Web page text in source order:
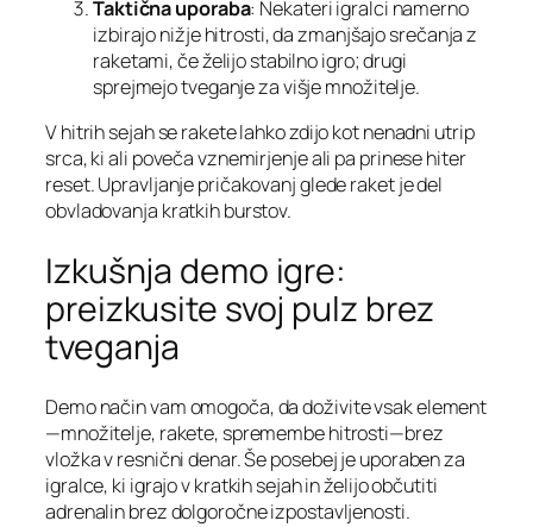
Taktična uporaba: Nekateri igralci namerno
izbirajo nižje hitrosti, da zmanjšajo srečanja z
raketami, če želijo stabilno igro; drugi
sprejmejo tveganje za višje množitelje.
V hitrih sejah se rakete lahko zdijo kot nenadni utrip
srca, ki ali poveča vznemirjenje ali pa prinese hiter
reset. Upravljanje pričakovanj glede raket je del
obvladovanja kratkih burstov.
Izkušnja demo igre:
preizkusite svoj pulz brez
tveganja
Demo način vam omogoča, da doživite vsak element
—množitelje, rakete, spremembe hitrosti—brez
vložka v resnični denar. Še posebej je uporaben za
igralce, ki igrajo v kratkih sejah in želijo občutiti
adrenalin brez dolgoročne izpostavljenosti.